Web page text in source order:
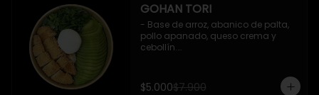
GOHAN TORI
- Base de arroz, abanico de palta,
pollo apanado, queso crema y
cebollín.
$5.000$7.900